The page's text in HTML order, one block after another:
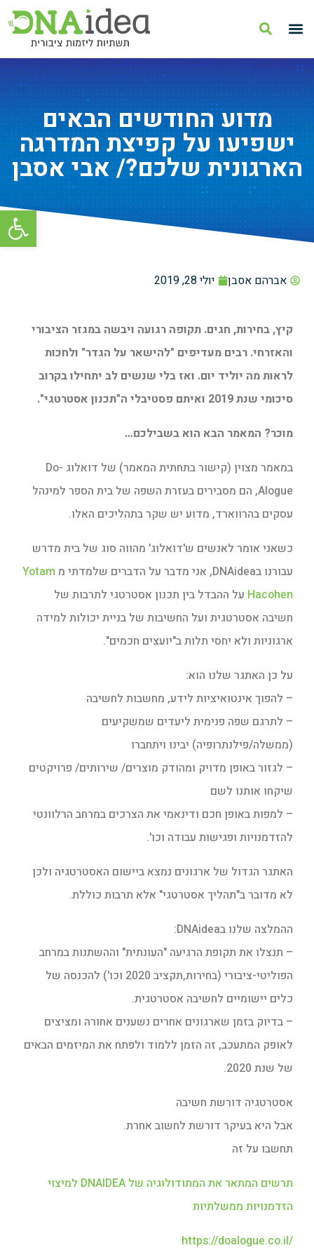
פתח
מדוע החודשים הבאים
ישפיעו על קפיצת המדרגה
הארגונית שלכם?/ אבי אסבן
אברהם אסבן יולי 28, 2019
קיץ, בחירות, חגים. תקופה רגועה ויבשה במגזר הציבורי
והאזרחי. רבים מעדיפים "להישאר על הגדר" ולחכות
לראות מה יוליד יום. ואז בלי שנשים לב יתחילו בקרוב
סיכומי שנת 2019 ואיתם פסטיבלי ה"תכנון אסטרטגי".
מוכר? המאמר הבא הוא בשבילכם…
במאמר מצוין (קישור בתחתית המאמר) של דואלוג Do-
Alogue, הם מסבירים בעזרת השפה של בית הספר למינהל
עסקים בהרווארד, מדוע יש שקר בתהליכים האלו.
כשאני אומר לאנשים ש'דואלוג' מהווה סוג של בית מדרש
עבורנו בDNAidea, אני מדבר על הדברים שלמדתי מ
Yotam
Hacohen על ההבדל בין תכנון אסטרטגי לתרבות של
חשיבה אסטרטגית ועל החשיבות של בניית יכולות למידה
ארגוניות ולא יחסי תלות ב"יועצים חכמים".
על כן האתגר שלנו הוא:
– להפוך אינטואיציות לידע, מחשבות לחשיבה
– לתרגם שפה פנימית ליעדים שמשקיעים
(ממשלה/פילנתרופיה) יבינו ויתחברו
– לגזור באופן מדויק ומהודק מוצרים/ שירותים/ פרויקטים
שיקחו אותנו לשם
– למפות באופן חכם ודינאמי את הצרכים במרחב הרלוונטי
להזדמנויות ופגישות עבודה וכו'.
האתגר הגדול של ארגונים נמצא ביישום האסטרטגיה ולכן
לא מדובר ב"תהליך אסטרטגי" אלא תרבות כוללת.
ההמלצה שלנו בDNAidea:
– תנצלו את תקופת הרגיעה "העונתית" וההשתנות במרחב
הפוליטי-ציבורי (בחירות,תקציב 2020 וכו') להכנסה של
כלים יישומיים לחשיבה אסטרטגית.
– בדיוק בזמן שארגונים אחרים נשענים אחורה ומציצים
לאופק המתעכב, זה הזמן ללמוד ולפתח את המיזמים הבאים
של שנת 2020.
אסטרטגיה דורשת חשיבה
אבל היא בעיקר דורשת לחשוב אחרת.
תחשבו על זה
תרשים המתאר את המתודולוגיה של DNAIDEA למיצוי
הזדמנויות ממשלתיות
https://doalogue.co.il/